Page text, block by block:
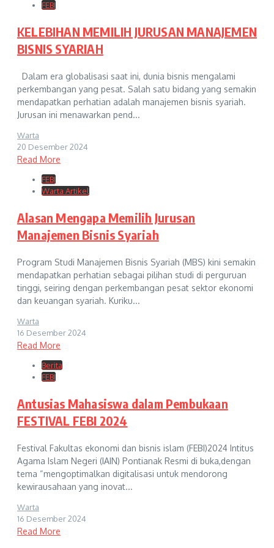
FEBI
KELEBIHAN MEMILIH JURUSAN MANAJEMEN
BISNIS SYARIAH
Dalam era globalisasi saat ini, dunia bisnis mengalami
perkembangan yang pesat. Salah satu bidang yang semakin
mendapatkan perhatian adalah manajemen bisnis syariah.
Jurusan ini menawarkan pend...
Warta
20 Desember 2024
Read More
FEBI
Warta Artikel
Alasan Mengapa Memilih Jurusan
Manajemen Bisnis Syariah
Program Studi Manajemen Bisnis Syariah (MBS) kini semakin
mendapatkan perhatian sebagai pilihan studi di perguruan
tinggi, seiring dengan perkembangan pesat sektor ekonomi
dan keuangan syariah. Kuriku...
Warta
16 Desember 2024
Read More
Berita
FEBI
Antusias Mahasiswa dalam Pembukaan
FESTIVAL FEBI 2024
Festival Fakultas ekonomi dan bisnis islam (FEBI)2024 Intitus
Agama Islam Negeri (IAIN) Pontianak Resmi di buka,dengan
tema “mengoptimalkan digitalisasi untuk mendorong
kewirausahaan yang inovat...
Warta
16 Desember 2024
Read More